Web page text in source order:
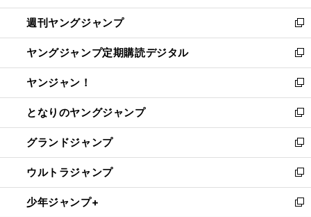
開
く
ウ
で
開
く
ン
ド
ウ
で
開
く
ウ
ィ
ン
ド
ウ
で
開
く
週刊ヤングジャンプ
新
し
い
ウ
ィ
ン
ド
ウ
で
開
く
ヤングジャンプ定期購読デジタル
新
し
い
ウ
ィ
ン
ド
ウ
で
開
く
ヤンジャン！
新
し
い
ウ
ィ
ン
ド
ウ
で
となりのヤングジャンプ
新
し
い
ウ
ィ
ン
ド
グランドジャンプ
新
し
い
ウ
ィ
ウルトラジャンプ
新
し
い
少年ジャンプ+
新